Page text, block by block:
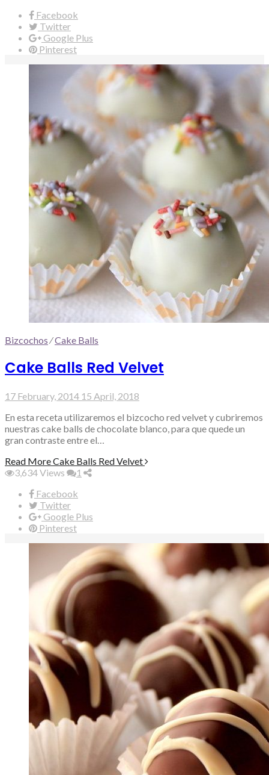
Facebook
Twitter
Google Plus
Pinterest
Bizcochos ⁄Cake Balls
Cake Balls Red Velvet
17 February, 2014 15 April, 2018
En esta receta utilizaremos el bizcocho red velvet y cubriremos
nuestras cake balls de chocolate blanco, para que quede un
gran contraste entre el…
Read MoreCake Balls Red Velvet
3,634Views
1
Facebook
Twitter
Google Plus
Pinterest